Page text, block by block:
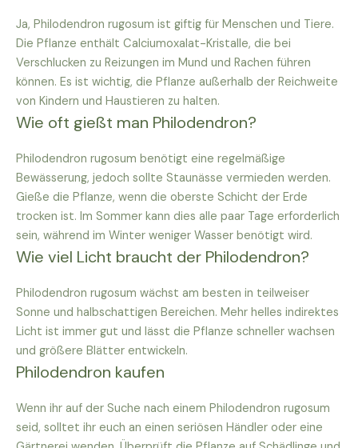
Ja, Philodendron rugosum ist giftig für Menschen und Tiere.
Die Pflanze enthält Calciumoxalat-Kristalle, die bei
Verschlucken zu Reizungen im Mund und Rachen führen
können. Es ist wichtig, die Pflanze außerhalb der Reichweite
von Kindern und Haustieren zu halten.
Wie oft gießt man Philodendron?
Philodendron rugosum benötigt eine regelmäßige
Bewässerung, jedoch sollte Staunässe vermieden werden.
Gieße die Pflanze, wenn die oberste Schicht der Erde
trocken ist. Im Sommer kann dies alle paar Tage erforderlich
sein, während im Winter weniger Wasser benötigt wird.
Wie viel Licht braucht der Philodendron?
Philodendron rugosum wächst am besten in teilweiser
Sonne und halbschattigen Bereichen. Mehr helles indirektes
Licht ist immer gut und lässt die Pflanze schneller wachsen
und größere Blätter entwickeln.
Philodendron kaufen
Wenn ihr auf der Suche nach einem Philodendron rugosum
seid, solltet ihr euch an einen seriösen Händler oder eine